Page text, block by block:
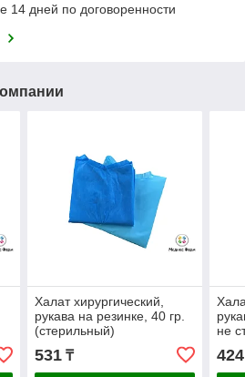
14 дней по договоренности
Халат хирургический,
рукава на резинке, 40 гр.
(стерильный)
531₸
не
424